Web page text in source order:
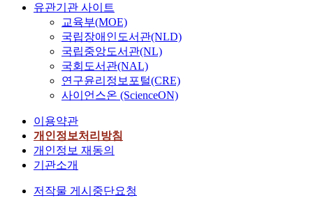
유관기관 사이트
교육부(MOE)
국립장애인도서관(NLD)
국립중앙도서관(NL)
국회도서관(NAL)
연구윤리정보포털(CRE)
사이언스온 (ScienceON)
이용약관
개인정보처리방침
개인정보 재동의
기관소개
저작물 게시중단요청